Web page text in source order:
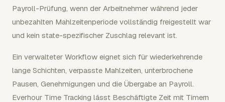
Payroll-Prüfung, wenn der Arbeitnehmer während jeder
unbezahlten Mahlzeitenperiode vollständig freigestellt war
und kein state-spezifischer Zuschlag relevant ist.
Ein verwalteter Workflow eignet sich für wiederkehrende
lange Schichten, verpasste Mahlzeiten, unterbrochene
Pausen, Genehmigungen und die Übergabe an Payroll.
Everhour Time Tracking lässt Beschäftigte Zeit mit Timern